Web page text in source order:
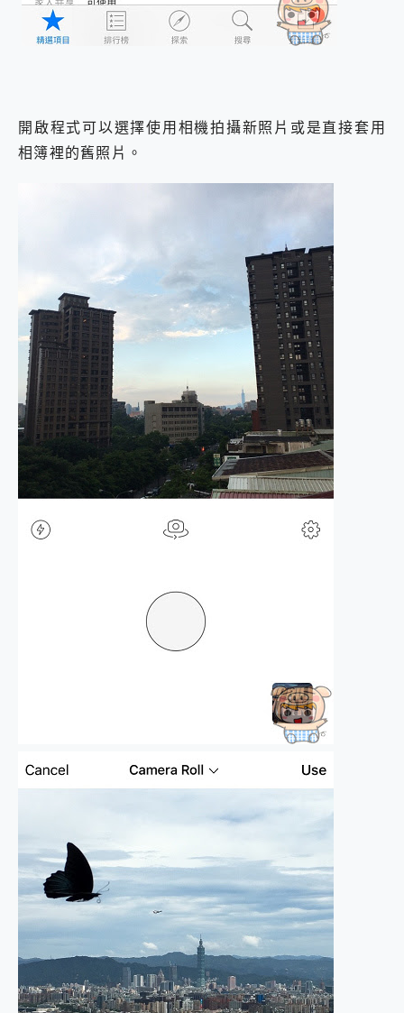
開啟程式可以選擇使用相機拍攝新照片或是直接套用
相簿裡的舊照片。